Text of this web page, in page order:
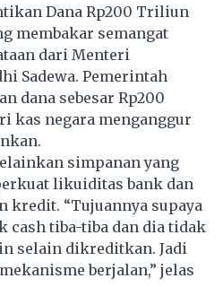
Dana Rp200 Triliun
membakar semangat
dari Menteri
Sadewa. Pemerintah
dana sebesar Rp200
kas negara menganggur
simpanan yang
likuiditas bank dan
kredit. “Tujuannya supaya
cash tiba-tiba dan dia tidak
selain dikreditkan. Jadi
berjalan,” jelas